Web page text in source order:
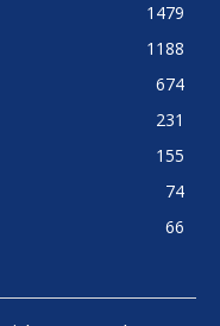
1479
1188
674
231
155
74
66